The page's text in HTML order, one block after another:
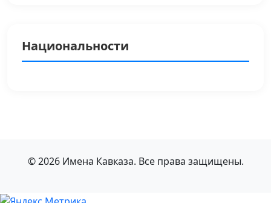
Национальности
© 2026 Имена Кавказа. Все права защищены.